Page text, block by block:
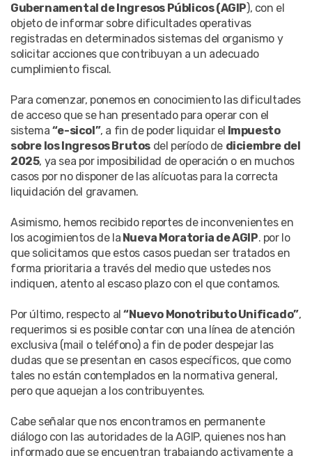
Gubernamental de Ingresos Públicos (AGIP), con el
objeto de informar sobre dificultades operativas
registradas en determinados sistemas del organismo y
solicitar acciones que contribuyan a un adecuado
cumplimiento fiscal.
Para comenzar, ponemos en conocimiento las dificultades
de acceso que se han presentado para operar con el
sistema “e-sicol”, a fin de poder liquidar el Impuesto
sobre los Ingresos Brutos del período de diciembre del
2025, ya sea por imposibilidad de operación o en muchos
casos por no disponer de las alícuotas para la correcta
liquidación del gravamen.
Asimismo, hemos recibido reportes de inconvenientes en
los acogimientos de la Nueva Moratoria de AGIP. por lo
que solicitamos que estos casos puedan ser tratados en
forma prioritaria a través del medio que ustedes nos
indiquen, atento al escaso plazo con el que contamos.
Por último, respecto al“Nuevo Monotributo Unificado”,
requerimos si es posible contar con una línea de atención
exclusiva (mail o teléfono) a fin de poder despejar las
dudas que se presentan en casos específicos, que como
tales no están contemplados en la normativa general,
pero que aquejan a los contribuyentes.
Cabe señalar que nos encontramos en permanente
diálogo con las autoridades de la AGIP, quienes nos han
informado que se encuentran trabajando activamente a